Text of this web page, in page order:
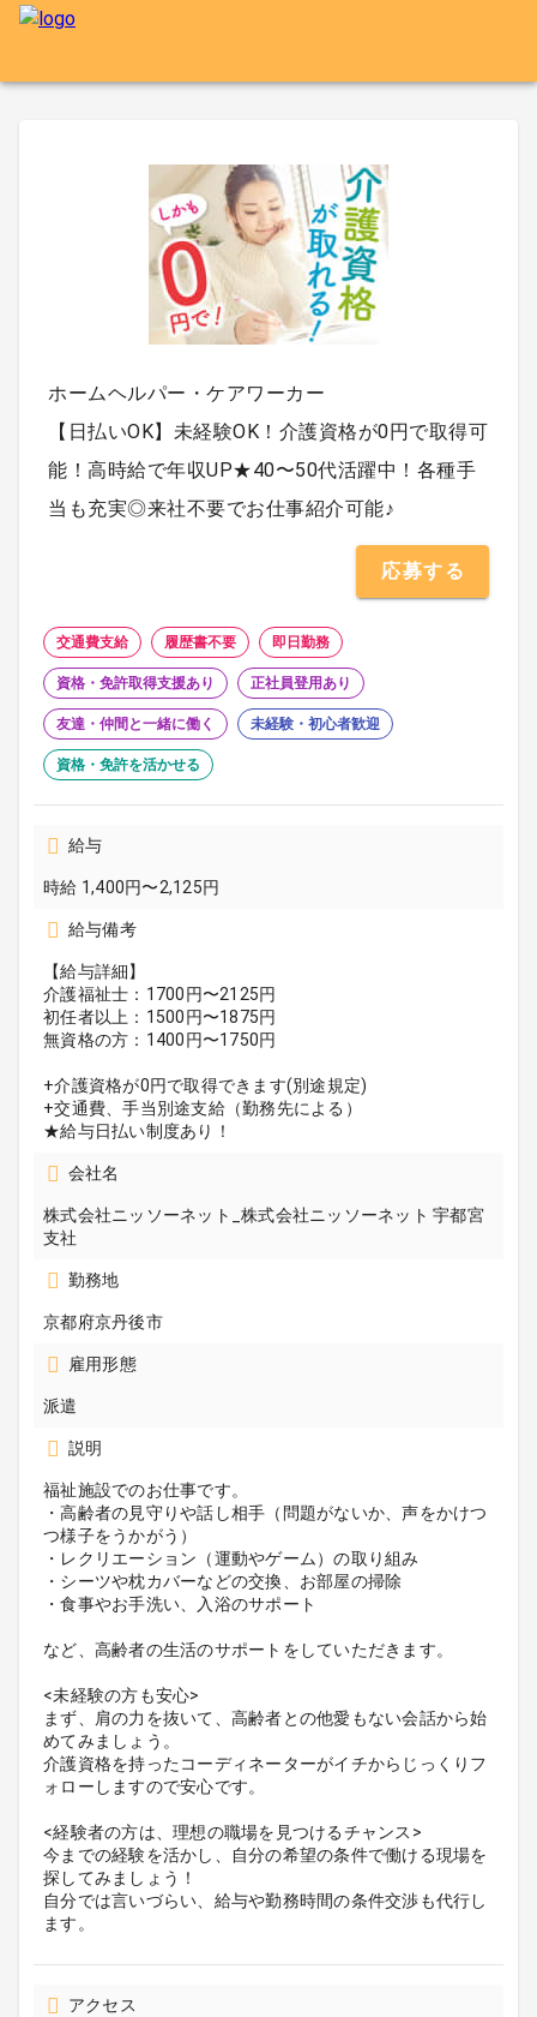
ホームヘルパー・ケアワーカー
【日払いOK】未経験OK！介護資格が0円で取得可
能！高時給で年収UP★40〜50代活躍中！各種手
当も充実◎来社不要でお仕事紹介可能♪
応募する
交通費支給 履歴書不要 即日勤務
資格・免許取得支援あり 正社員登用あり
友達・仲間と一緒に働く 未経験・初心者歓迎
資格・免許を活かせる
給与
時給 1,400円〜2,125円
給与備考
【給与詳細】
介護福祉士：1700円〜2125円
初任者以上：1500円〜1875円
無資格の方：1400円〜1750円
+介護資格が0円で取得できます(別途規定)
+交通費、手当別途支給（勤務先による）
★給与日払い制度あり！
会社名
株式会社ニッソーネット_株式会社ニッソーネット 宇都宮
支社
勤務地
京都府京丹後市
雇用形態
派遣
説明
福祉施設でのお仕事です。
・高齢者の見守りや話し相手（問題がないか、声をかけつ
つ様子をうかがう）
・レクリエーション（運動やゲーム）の取り組み
・シーツや枕カバーなどの交換、お部屋の掃除
・食事やお手洗い、入浴のサポート
など、高齢者の生活のサポートをしていただきます。
<未経験の方も安心>
まず、肩の力を抜いて、高齢者との他愛もない会話から始
めてみましょう。
介護資格を持ったコーディネーターがイチからじっくりフ
ォローしますので安心です。
<経験者の方は、理想の職場を見つけるチャンス>
今までの経験を活かし、自分の希望の条件で働ける現場を
探してみましょう！
自分では言いづらい、給与や勤務時間の条件交渉も代行し
ます。
アクセス